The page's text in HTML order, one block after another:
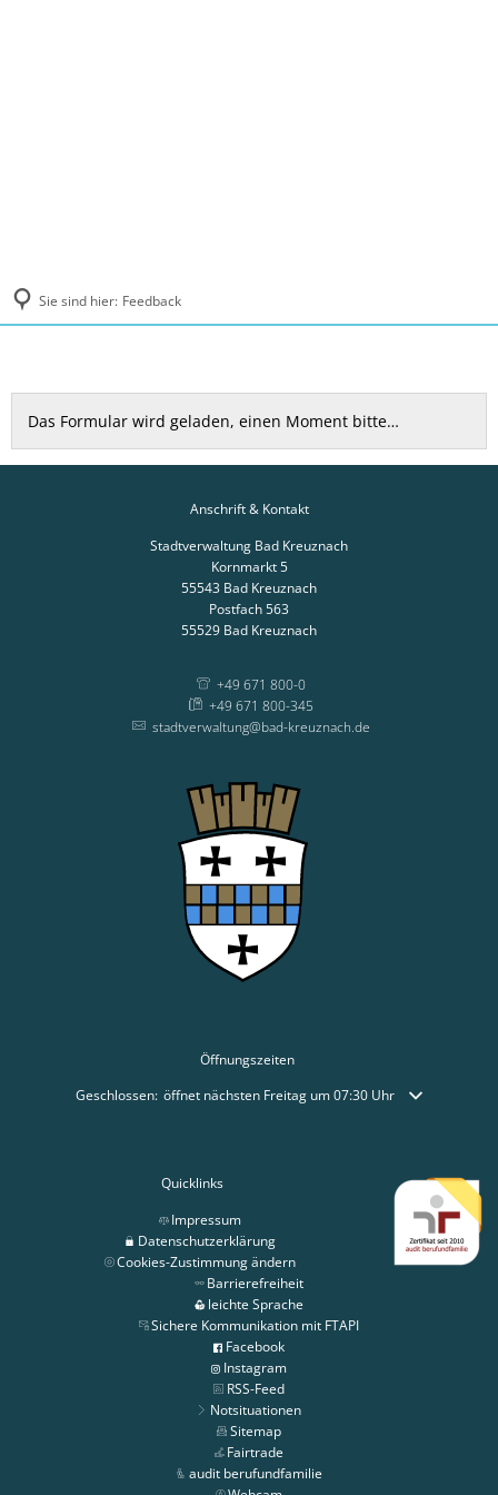
Sie sind hier: Feedback
Feedback
Das Formular wird geladen, einen Moment bitte…
Anschrift & Kontakt
Stadtverwaltung Bad Kreuznach
Kornmarkt 5
55543 Bad Kreuznach
Postfach 563
55529 Bad Kreuznach
+49 671 800-0
+49 671 800-345
stadtverwaltung@bad-kreuznach.de
Öffnungszeiten
Klicken, um weitere Öffnungs- oder Schließzeiten auszublenden
Geschlossen: öffnet nächsten Freitag um 07:30 Uhr
Quicklinks
Impressum
Datenschutzerklärung
Cookies-Zustimmung ändern
Barrierefreiheit
leichte Sprache
Sichere Kommunikation mit FTAPI
Facebook
Instagram
RSS-Feed
Notsituationen
Sitemap
Fairtrade
audit berufundfamilie